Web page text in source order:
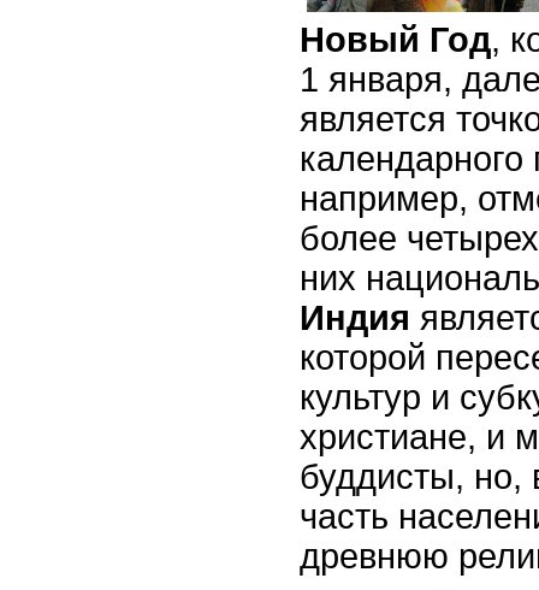
Новый Год,
1 января,
является
например,
более
них
Индия
которой
культур и
христиане, и
буддисты, но,
часть
древнюю